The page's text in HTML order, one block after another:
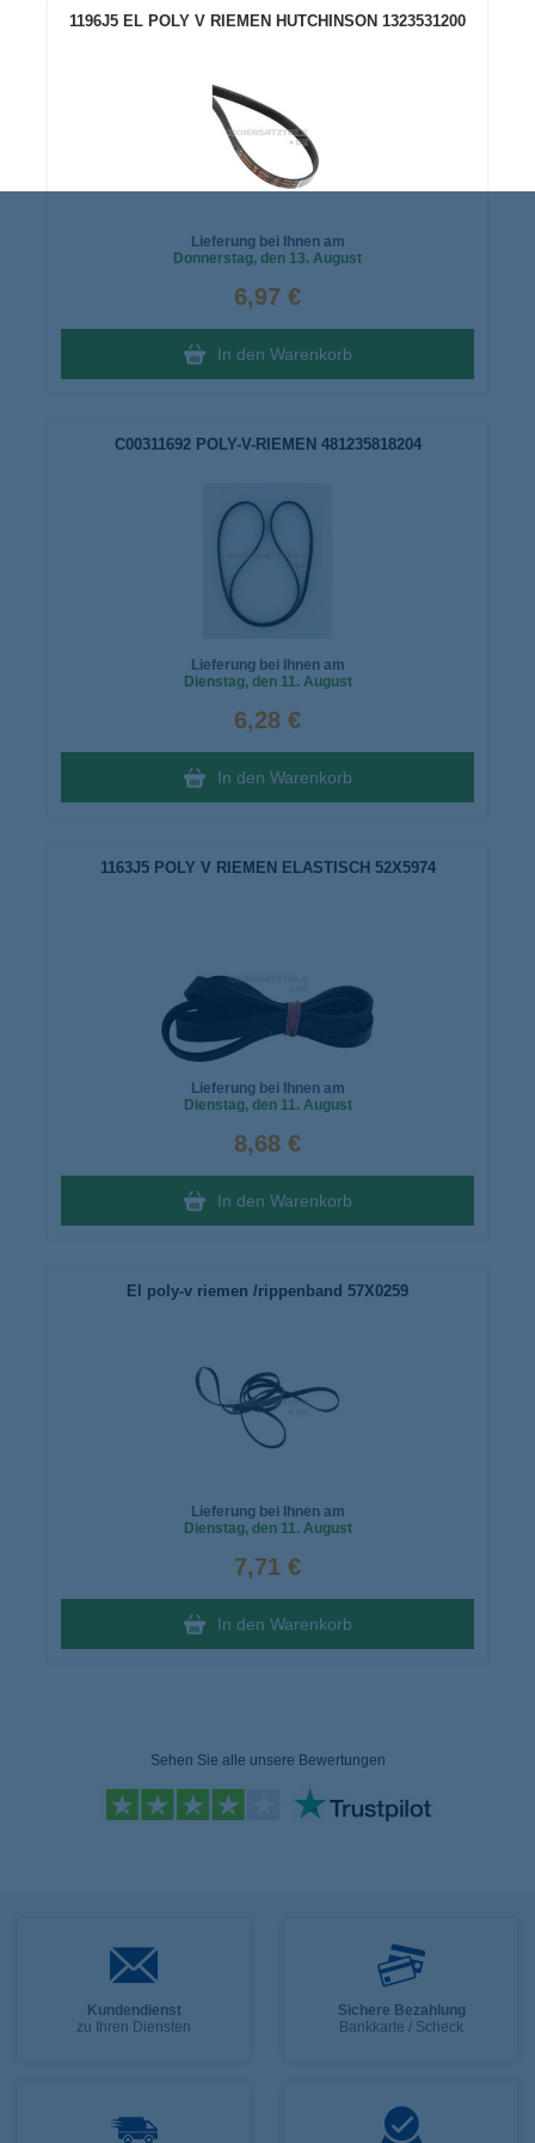
1196J5 EL POLY V RIEMEN HUTCHINSON 1323531200
Lieferung bei Ihnen am
Donnerstag, den 13. August
6,97 €
In den Warenkorb
C00311692 POLY-V-RIEMEN 481235818204
Lieferung bei Ihnen am
Dienstag, den 11. August
6,28 €
In den Warenkorb
1163J5 POLY V RIEMEN ELASTISCH 52X5974
Lieferung bei Ihnen am
Dienstag, den 11. August
8,68 €
In den Warenkorb
El poly-v riemen /rippenband 57X0259
Lieferung bei Ihnen am
Dienstag, den 11. August
7,71 €
In den Warenkorb
Sehen Sie alle unsere Bewertungen
Kundendienst
zu Ihren Diensten
Sichere Bezahlung
Bankkarte / Scheck